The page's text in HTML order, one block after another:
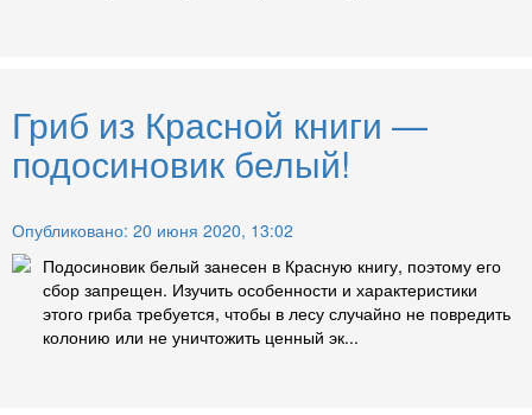
Гриб из Красной книги —
подосиновик белый!
Опубликовано: 20 июня 2020, 13:02
Подосиновик белый занесен в Красную книгу, поэтому его
сбор запрещен. Изучить особенности и характеристики
этого гриба требуется, чтобы в лесу случайно не повредить
колонию или не уничтожить ценный эк...